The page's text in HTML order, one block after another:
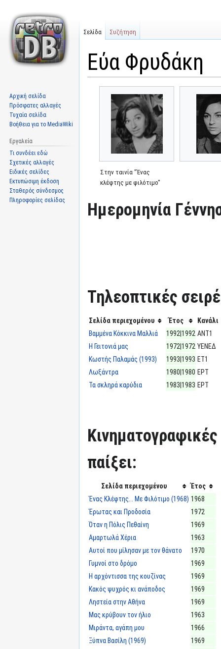
Εύα Φρυδάκη
πλοήγηση
αναζήτηση
Στην ταινία "Ένας
κλέφτης με φιλότιμο"
Ημερομηνία
Τηλεοπτικές
Σελίδα περιεχομένου Έτος
Κανάλι
Βαμμένα Κόκκινα Μαλλιά
1992|1992 ΑΝΤ1
Η Γειτονιά μας
1972|1972 ΥΕΝΕΔ
Κωστής Παλαμάς (1993)
1993|1993 ΕΤ1
Λωξάντρα
1980|1980 ΕΡΤ
Τα σκληρά καρύδια
1983|1983 ΕΡΤ
Κινηματογραφικές
παίξει:
Σελίδα περιεχομένου
Έτος
Ένας Κλέφτης... Με Φιλότιμο (1968) 1968
Έρωτας και Προδοσία
1972
Όταν η Πόλις Πεθαίνη
1969
Αμαρτωλά Χέρια
1963
Αυτοί που μίλησαν με τον θάνατο
1970
Γυμνοί στο δρόμο
1969
Η αρχόντισσα της κουζίνας
1969
Κακός ψυχρός κι ανάποδος
1969
Ληστεία στην Αθήνα
1969
Μας κρύβουν τον ήλιο
1963
Μιράντα, αγάπη μου
1966
Ξύπνα Βασίλη (1969)
1969
Σελίδα Συζήτηση
Αρχική σελίδα
Πρόσφατες αλλαγές
Τυχαία σελίδα
Βοήθεια για το MediaWiki
Εργαλεία
Τι συνδέει εδώ
Σχετικές αλλαγές
Ειδικές σελίδες
Εκτυπώσιμη έκδοση
Σταθερός σύνδεσμος
Πληροφορίες σελίδας